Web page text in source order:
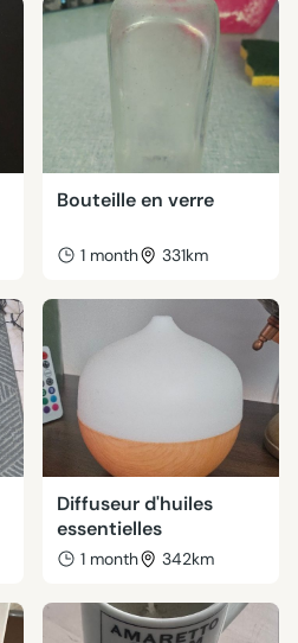
Bouteille en verre
1 month 331km
Diffuseur d'huiles
essentielles
1 month 342km